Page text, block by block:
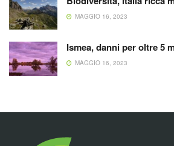
MAGGIO 16, 2023
Ismea, danni per oltre 5
MAGGIO 16, 2023